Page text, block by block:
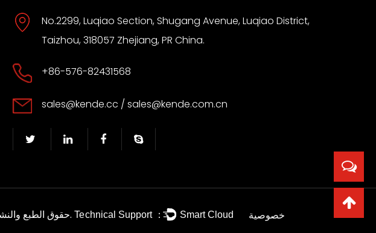
No.2299, Luqiao Section, Shugang Avenue, Luqiao District,
Taizhou, 318057 Zhejiang, PR China.
+86-576-82431568
sales@kende.cc / sales@kende.com.cn
حقوق الطبعالحقوق محفوظة. Technical Support ： Smart Cloud خصوصية